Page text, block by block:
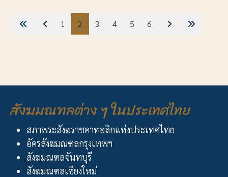
1 2 3 4 5 6
สังฆมณฑลต่าง ๆ ในประเทศไทย
สภาพระสังฆราชคาทอลิกแห่งประเทศไทย
อัครสังฆมณฑลกรุงเทพฯ
สังฆมณฑลจันทบุรี
สังฆมณฑลเชียงใหม่